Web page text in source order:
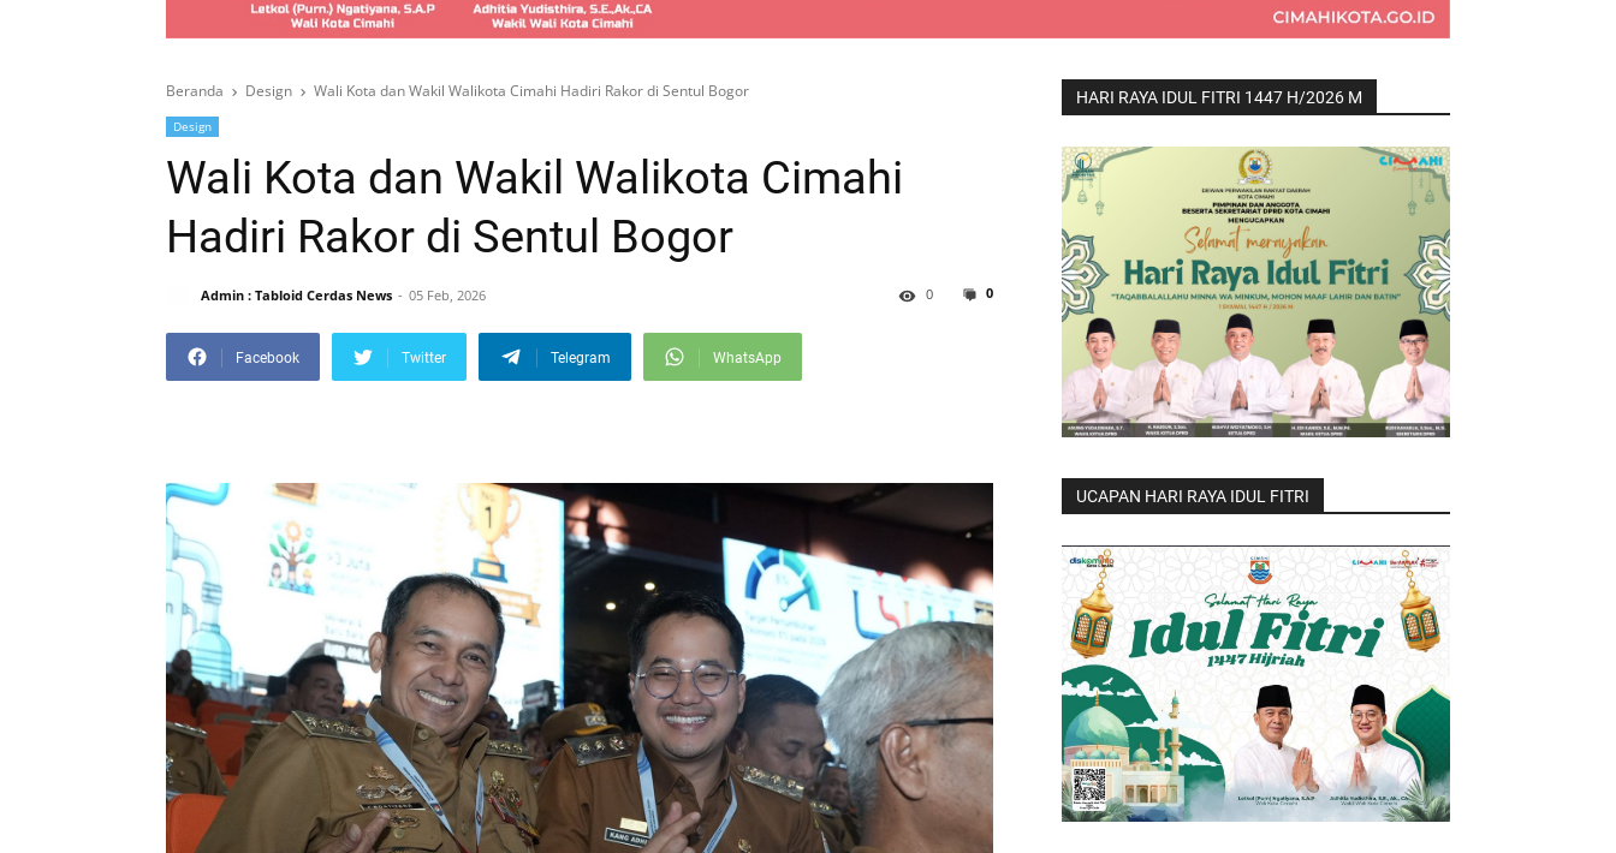
Beranda Design Wali Kota dan Wakil Walikota Cimahi Hadiri Rakor di Sentul Bogor
Design
Wali Kota dan Wakil Walikota Cimahi
Hadiri Rakor di Sentul Bogor
Admin : Tabloid Cerdas News 05 Feb, 2026 0
0
Facebook Twitter Telegram WhatsApp
HARI RAYA IDUL FITRI 1447 H/2026 M
UCAPAN HARI RAYA IDUL FITRI